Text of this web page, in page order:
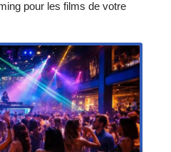
pour les films de votre